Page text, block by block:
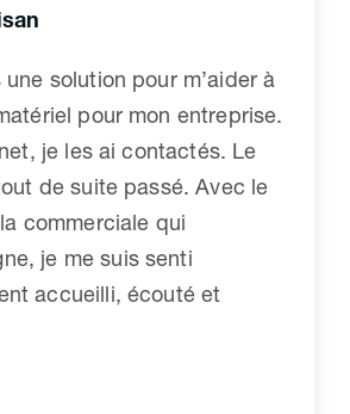
solution pour m’aider à
pour mon entreprise.
je les ai contactés. Le
de suite passé. Avec le
commerciale qui
je me suis senti
accueilli, écouté et